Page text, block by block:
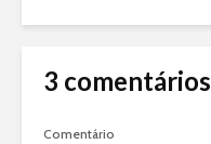
3 comentários
Comentário